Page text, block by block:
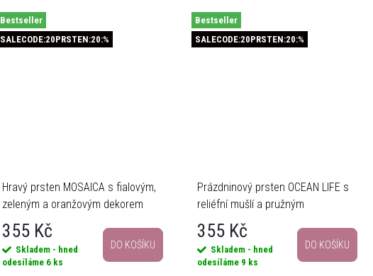
Bestseller
SALECODE:20PRSTEN:20:%
Hravý prsten MOSAICA s fialovým,
zeleným a oranžovým dekorem
355 Kč
Skladem - hned
odesíláme 6 ks
DO KOŠÍKU
Bestseller
SALECODE:20PRSTEN:20:%
Prázdninový prsten OCEAN LIFE s
reliéfní mušlí a pružným
provedením
355 Kč
Skladem - hned
odesíláme 9 ks
DO KOŠÍKU